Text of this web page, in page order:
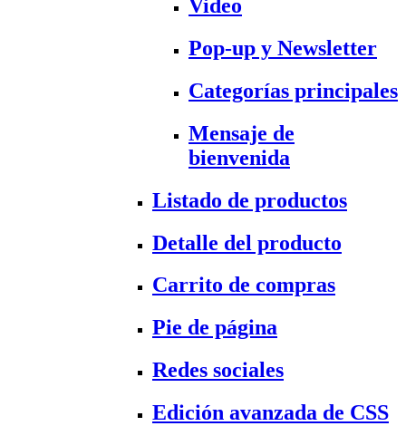
Video
Pop-up y Newsletter
Categorías principales
Mensaje de
bienvenida
Listado de productos
Detalle del producto
Carrito de compras
Pie de página
Redes sociales
Edición avanzada de CSS